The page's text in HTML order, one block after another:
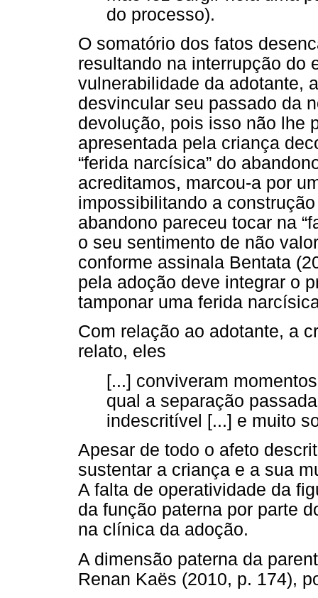
do processo).
O somatório dos fatos
resultando na interrupção do
vulnerabilidade da adotante,
desvincular seu passado da
devolução, pois isso não lhe
apresentada pela criança
“ferida narcísica” do
acreditamos, marcou-a por
impossibilitando a
abandono pareceu tocar na
o seu sentimento de não
conforme assinala Bentata
pela adoção deve integrar o
tamponar uma ferida
Com relação ao adotante, a
relato, eles
[...] conviveram
qual a separação
indescritível [...] e muito
Apesar de todo o afeto
sustentar a criança e a sua
A falta de operatividade da
da função paterna por parte
na clínica da adoção.
A dimensão paterna da
Renan Kaës (2010, p. 174),